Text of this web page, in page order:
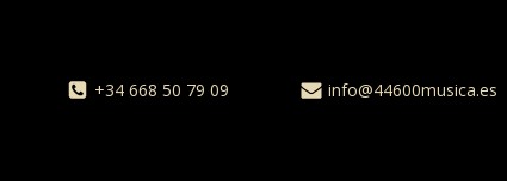
+34 668 50 79 09 info@44600musica.es